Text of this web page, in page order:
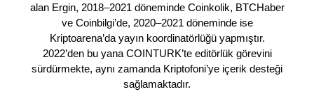
alan Ergin, 2018–2021 döneminde Coinkolik, BTCHaber
ve Coinbilgi’de, 2020–2021 döneminde ise
Kriptoarena’da yayın koordinatörlüğü yapmıştır.
2022’den bu yana COINTURK’te editörlük görevini
sürdürmekte, aynı zamanda Kriptofoni’ye içerik desteği
sağlamaktadır.